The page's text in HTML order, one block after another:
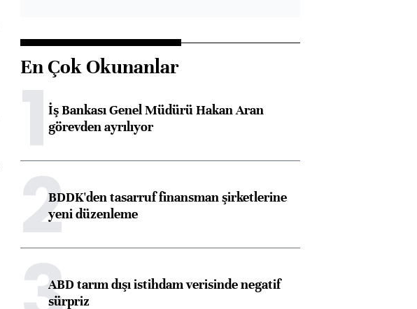
En Çok Okunanlar
1İş Bankası Genel Müdürü Hakan Aran
görevden ayrılıyor
2BDDK'den tasarruf finansman şirketlerine
yeni düzenleme
ABD tarım dışı istihdam verisinde negatif
sürpriz